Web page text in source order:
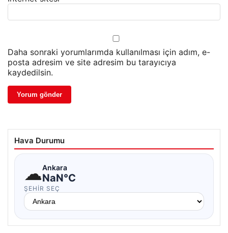
Daha sonraki yorumlarımda kullanılması için adım, e-
posta adresim ve site adresim bu tarayıcıya
kaydedilsin.
Hava Durumu
☁Ankara
NaN°C
ŞEHIR SEÇ